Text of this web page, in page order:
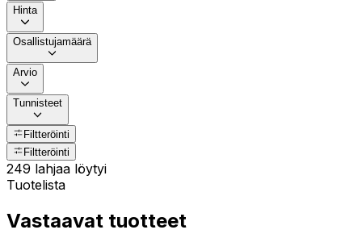
Hinta
Osallistujamäärä
Arvio
Tunnisteet
Filtteröinti
Filtteröinti
249 lahjaa löytyi
Tuotelista
Vastaavat tuotteet